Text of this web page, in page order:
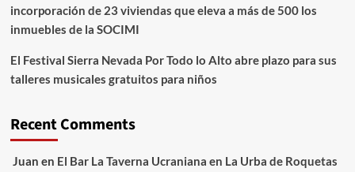
incorporación de 23 viviendas que eleva a más de 500 los
inmuebles de la SOCIMI
El Festival Sierra Nevada Por Todo lo Alto abre plazo para sus
talleres musicales gratuitos para niños
Recent Comments
Juan en El Bar La Taverna Ucraniana en La Urba de Roquetas